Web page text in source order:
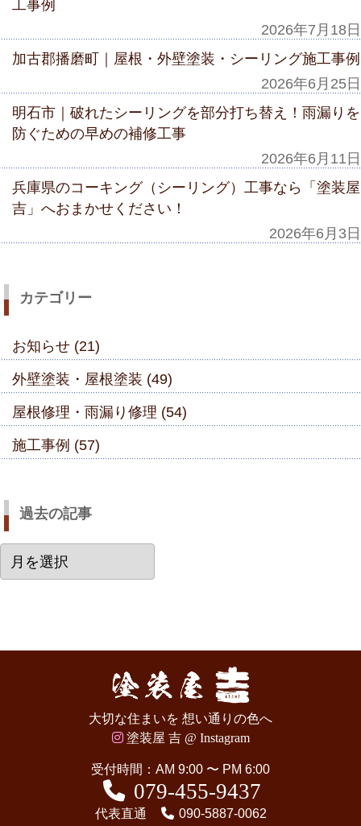
工事例
2026年7月18日
加古郡播磨町｜屋根・外壁塗装・シーリング施工事例
2026年6月25日
明石市｜破れたシーリングを部分打ち替え！雨漏りを
防ぐための早めの補修工事
2026年6月11日
兵庫県のコーキング（シーリング）工事なら「塗装屋
吉」へおまかせください！
2026年6月3日
カテゴリー
お知らせ (21)
外壁塗装・屋根塗装 (49)
屋根修理・雨漏り修理 (54)
施工事例 (57)
過去の記事
去
大切な住まいを 想い通りの色へ
塗装屋 吉 @ Instagram
受付時間：AM 9:00 〜 PM 6:00
079-455-9437
代表直通 090-5887-0062